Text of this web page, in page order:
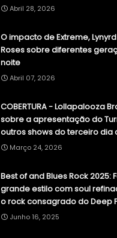
Abril 28, 2026
O impacto de Extreme,
Roses sobre diferentes
noite
Abril 07, 2026
COBERTURA - Lollapalooza
sobre a apresentação do
outros shows do terceiro dia
Março 24, 2026
Best of and Blues Rock 2025:
grande estilo com soul
o rock consagrado do Deep
Junho 16, 2025